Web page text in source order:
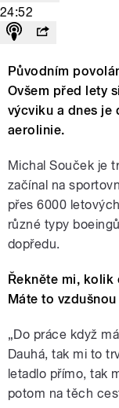
24:52
Původním
Ovšem před lety
výcviku a dnes je
aerolinie.
Michal Souček je
začínal na
přes 6000
různé typy
dopředu.
Řekněte mi, kolik
Máte to
„Do práce když
Dauhá, tak mi to
letadlo přímo, tak
potom na těch